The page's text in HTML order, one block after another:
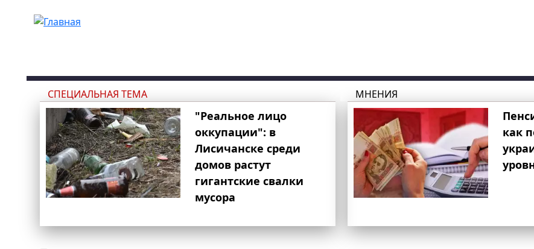
СПЕЦИАЛЬНАЯ ТЕМА
"Реальное лицо
оккупации": в
Лисичанске среди
домов растут
гигантские свалки
мусора
МНЕНИЯ
как